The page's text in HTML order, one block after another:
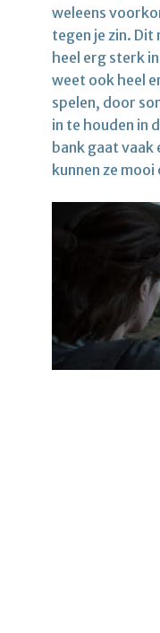
weleens
tegen je zin.
heel erg sterk
weet ook heel
spelen, door
in te houden in
bank gaat vaak
kunnen ze